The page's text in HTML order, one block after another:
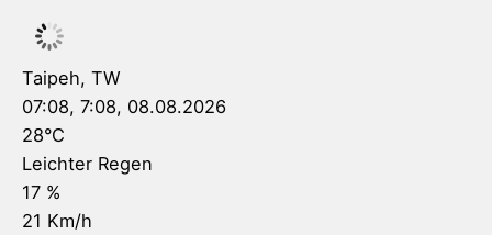
Taipeh, TW
07:08, 7:08, 08.08.2026
28°C
Leichter Regen
17 %
21 Km/h